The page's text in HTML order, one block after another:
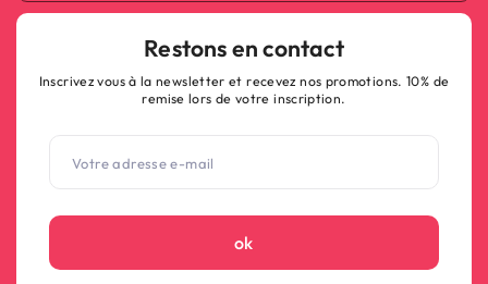
Restons en contact
Inscrivez vous à la newsletter et recevez nos promotions. 10% de
remise lors de votre inscription.
ok